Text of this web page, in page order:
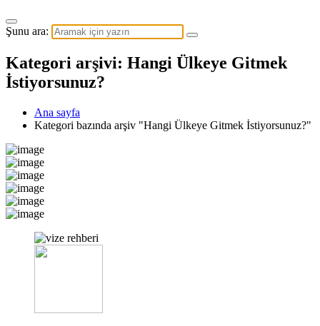
Şunu ara:
Kategori arşivi: Hangi Ülkeye Gitmek
İstiyorsunuz?
Ana sayfa
Kategori bazında arşiv "Hangi Ülkeye Gitmek İstiyorsunuz?"